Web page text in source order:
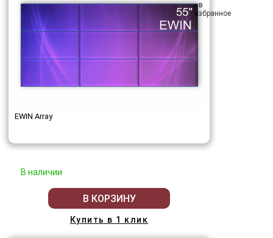
EWIN Array
В наличии
В КОРЗИНУ
Купить в 1 клик